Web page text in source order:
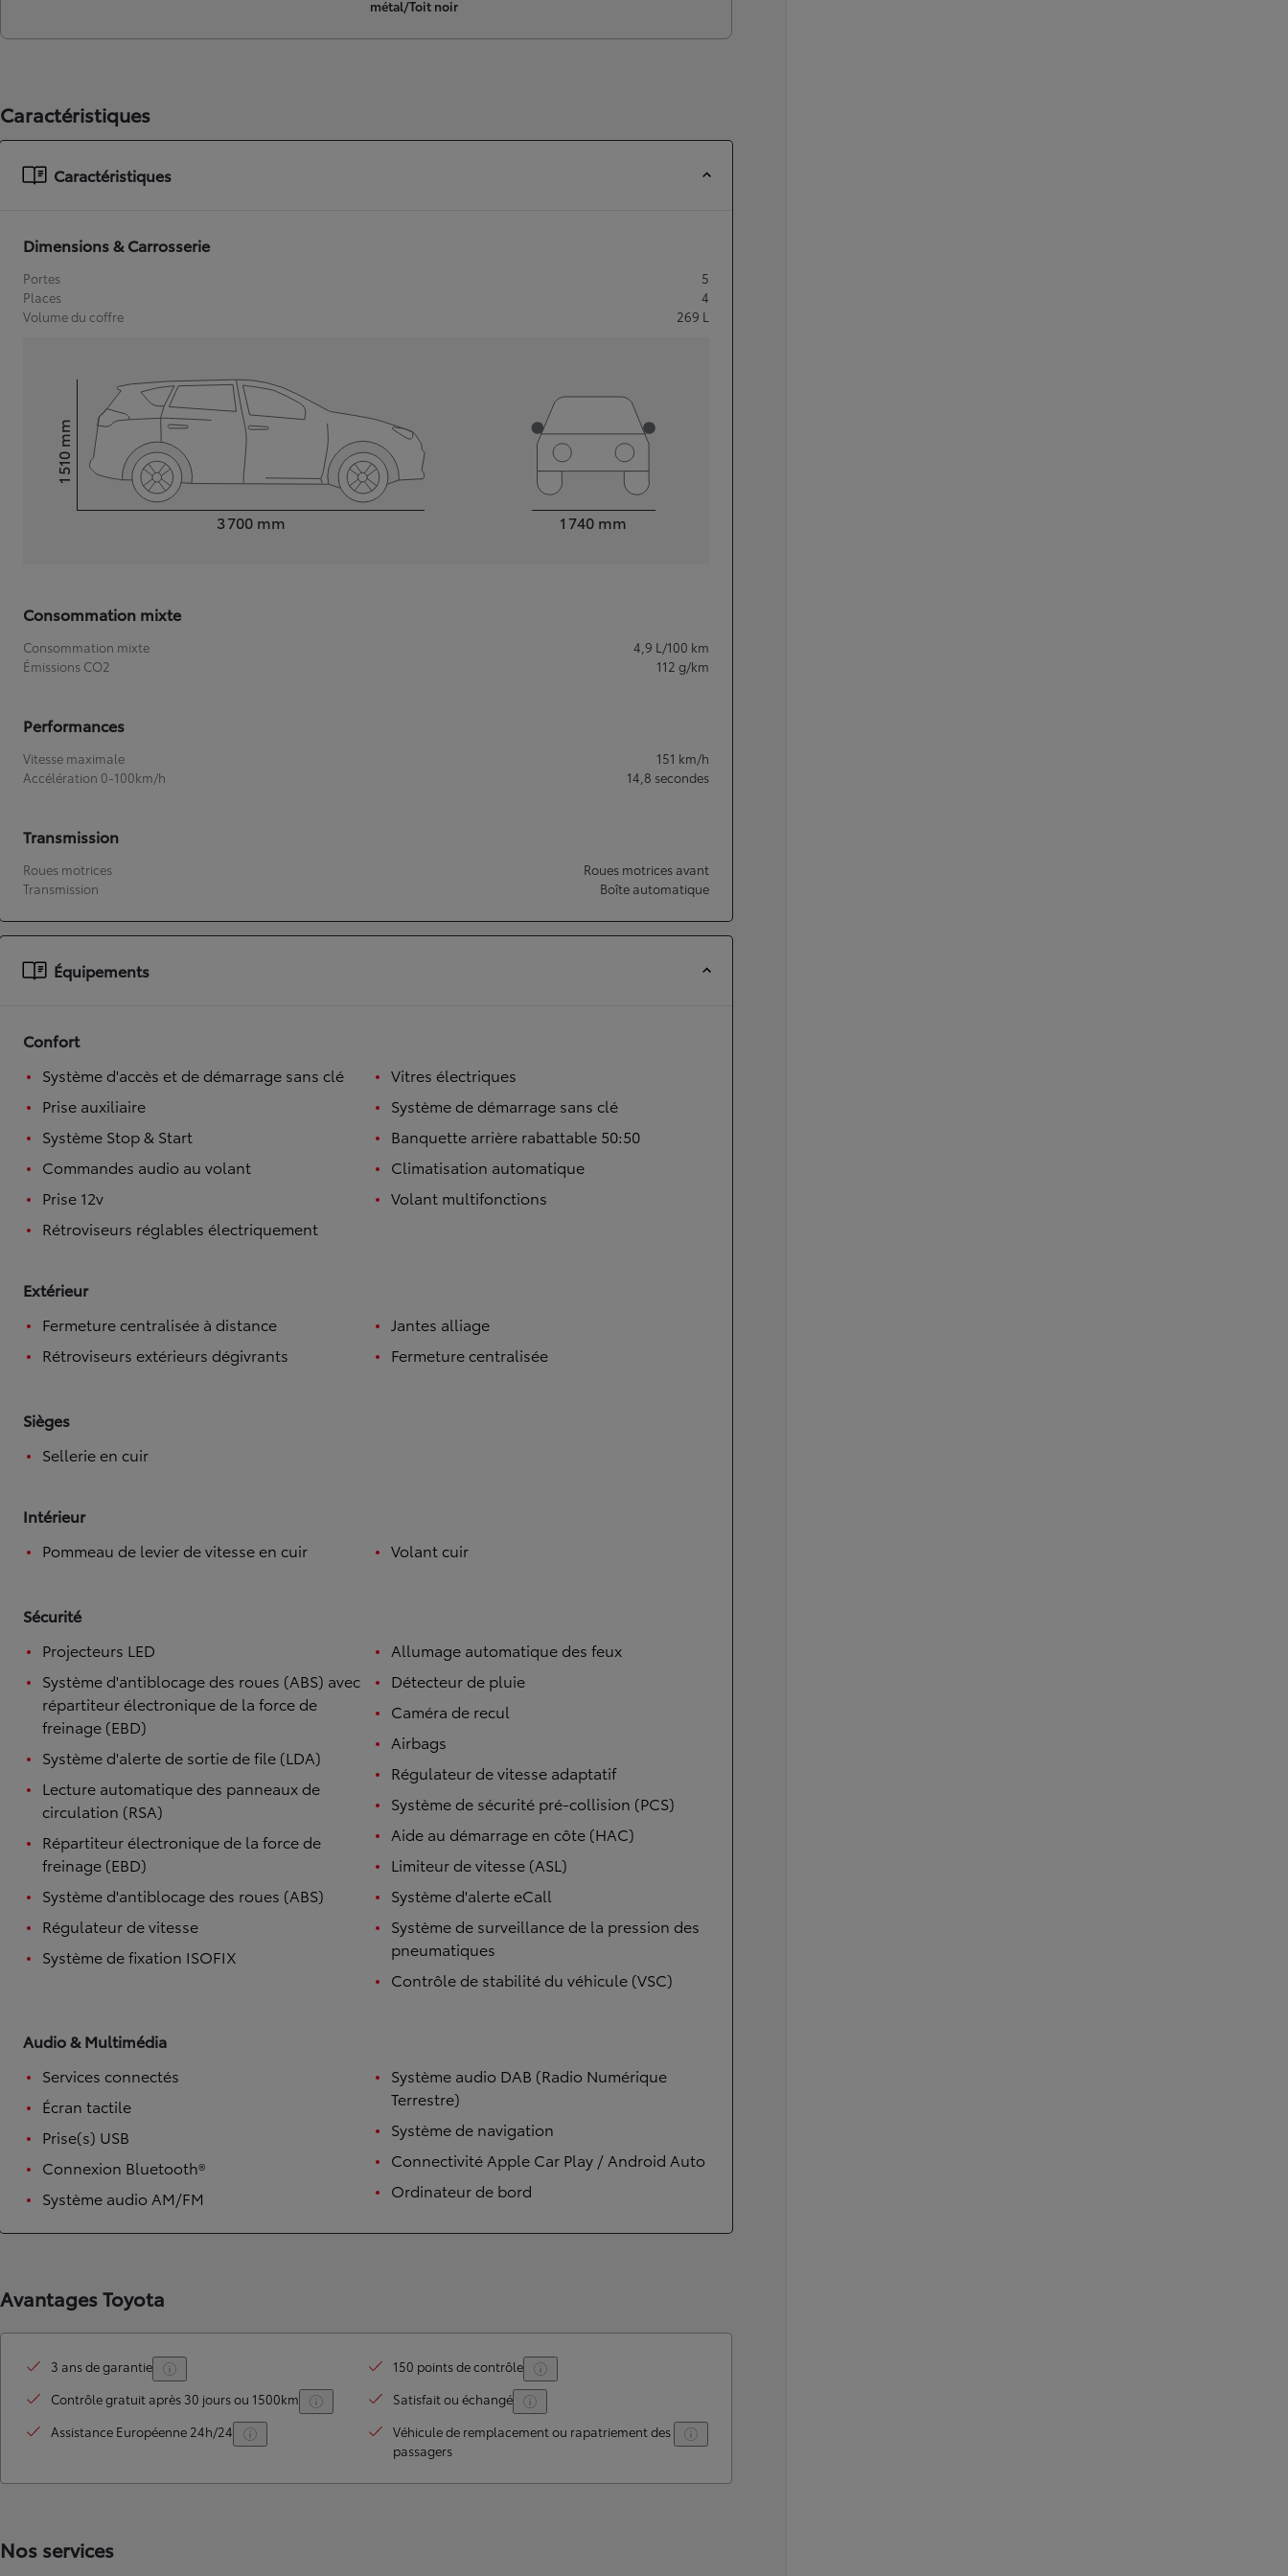
À partir de 19 700 €
HYBRIDE OU HYBRIDE RECHARGEABLE
Disponible rapidement
métal/Toit noir
Caractéristiques
Caractéristiques
Dimensions & Carrosserie
Portes
5
Places
4
Volume du coffre
269 L
3 700 mm
Hauteur1 510
mm
1 740 mm
Consommation mixte
Consommation mixte 4,9 L/100 km
Émissions CO2
112 g/km
Performances
Vitesse maximale 151 km/h
Accélération 0-100km/h
14,8 secondes
Transmission
Roues motrices
Roues motrices avant
Transmission
Boîte automatique
Équipements
Confort
Système d'accès et de démarrage sans clé
Prise auxiliaire
Système Stop & Start
Commandes audio au volant
Prise 12v
Rétroviseurs réglables électriquement
Vitres électriques
Système de démarrage sans clé
Banquette arrière rabattable 50:50
Climatisation automatique
Volant multifonctions
Extérieur
Fermeture centralisée à distance
Rétroviseurs extérieurs dégivrants
Jantes alliage
Fermeture centralisée
Sièges
Sellerie en cuir
Intérieur
Pommeau de levier de vitesse en cuir
Volant cuir
Sécurité
Projecteurs LED
Système d'antiblocage des roues (ABS) avec
répartiteur électronique de la force de
freinage (EBD)
Système d'alerte de sortie de file (LDA)
Lecture automatique des panneaux de
circulation (RSA)
Répartiteur électronique de la force de
freinage (EBD)
Système d'antiblocage des roues (ABS)
Régulateur de vitesse
Système de fixation ISOFIX
Allumage automatique des feux
Détecteur de pluie
Caméra de recul
Airbags
Régulateur de vitesse adaptatif
Système de sécurité pré-collision (PCS)
Aide au démarrage en côte (HAC)
Limiteur de vitesse (ASL)
Système d'alerte eCall
Système de surveillance de la pression des
pneumatiques
Contrôle de stabilité du véhicule (VSC)
Audio & Multimédia
Services connectés
Écran tactile
Prise(s) USB
Connexion Bluetooth®
Système audio AM/FM
Système audio DAB (Radio Numérique
Terrestre)
Système de navigation
Connectivité Apple Car Play / Android Auto
Ordinateur de bord
Avantages Toyota
3 ans de garantie
150 points de contrôle
Contrôle gratuit après 30 jours ou 1500km
Satisfait ou échangé
Assistance Européenne 24h/24
Véhicule de remplacement ou rapatriement des
passagers
Nos services